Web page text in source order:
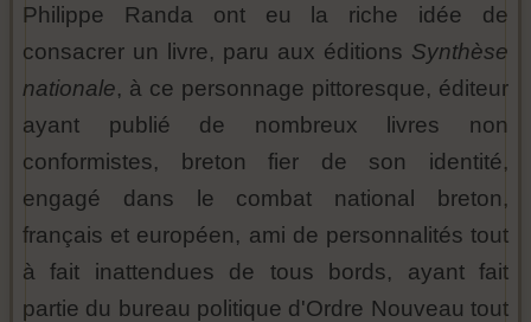
Philippe Randa ont eu la riche idée de
consacrer un livre, paru aux éditions Synthèse
nationale, à ce personnage pittoresque, éditeur
ayant publié de nombreux livres non
conformistes, breton fier de son identité,
engagé dans le combat national breton,
français et européen, ami de personnalités tout
à fait inattendues de tous bords, ayant fait
partie du bureau politique d'Ordre Nouveau tout